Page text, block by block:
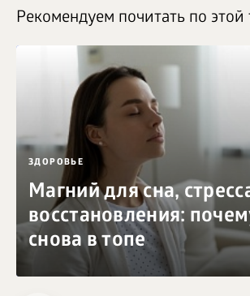
Рекомендуем почитать по этой
ЗДОРОВЬЕ
Магний для сна,
восстановления:
снова в топе